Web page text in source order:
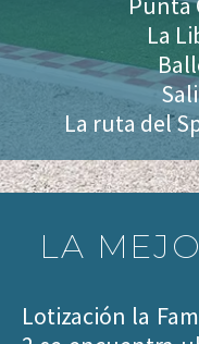
LA
Lotización la
La
La ruta del